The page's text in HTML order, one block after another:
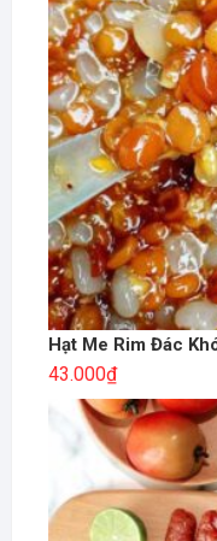
Hạt Me Rim Đác
43.000₫